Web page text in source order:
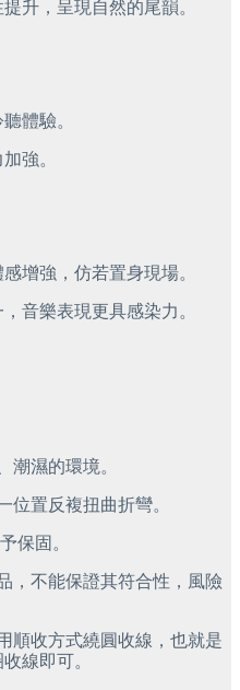
升，呈現自然的尾韻。
體驗。
強。
增強，仿若置身現場。
音樂表現更具感染力。
潮濕的環境。
位置反複扭曲折彎。
保固。
，不能保證其符合性，風險
順收方式繞圓收線，也就是
線即可。